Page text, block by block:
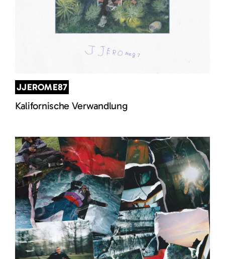
JJEROME87
Kalifornische Verwandlung